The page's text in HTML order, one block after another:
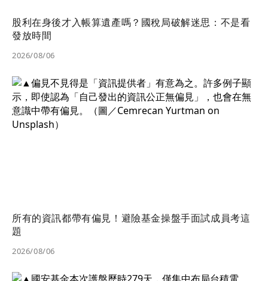
股利在身後才入帳算遺產嗎？國稅局破解迷思：不是看
發放時間
2026/08/06
所有的資訊都帶有偏見！避險基金操盤手面試成員考這
題
2026/08/06